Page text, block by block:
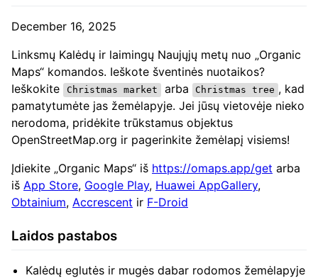
December 16, 2025
Linksmų Kalėdų ir laimingų Naujųjų metų nuo „Organic
Maps“ komandos. Ieškote šventinės nuotaikos?
Ieškokite
Christmas market arba Christmas tree , kad
pamatytumėte jas žemėlapyje. Jei jūsų vietovėje nieko
nerodoma, pridėkite trūkstamus objektus
OpenStreetMap.org ir pagerinkite žemėlapį visiems!
Įdiekite „Organic Maps“ iš https://omaps.app/get arba
iš App Store, Google Play, Huawei AppGallery,
Obtainium, Accrescent ir F-Droid
Laidos pastabos
Kalėdų eglutės ir mugės dabar rodomos žemėlapyje